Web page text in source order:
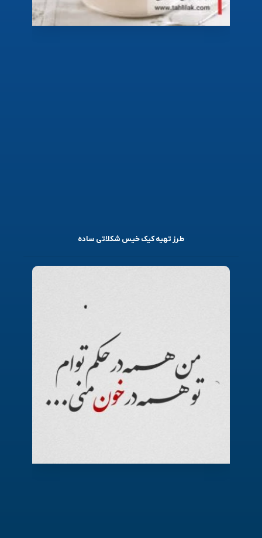
طرز تهیه کیک خیس شکلاتی ساده